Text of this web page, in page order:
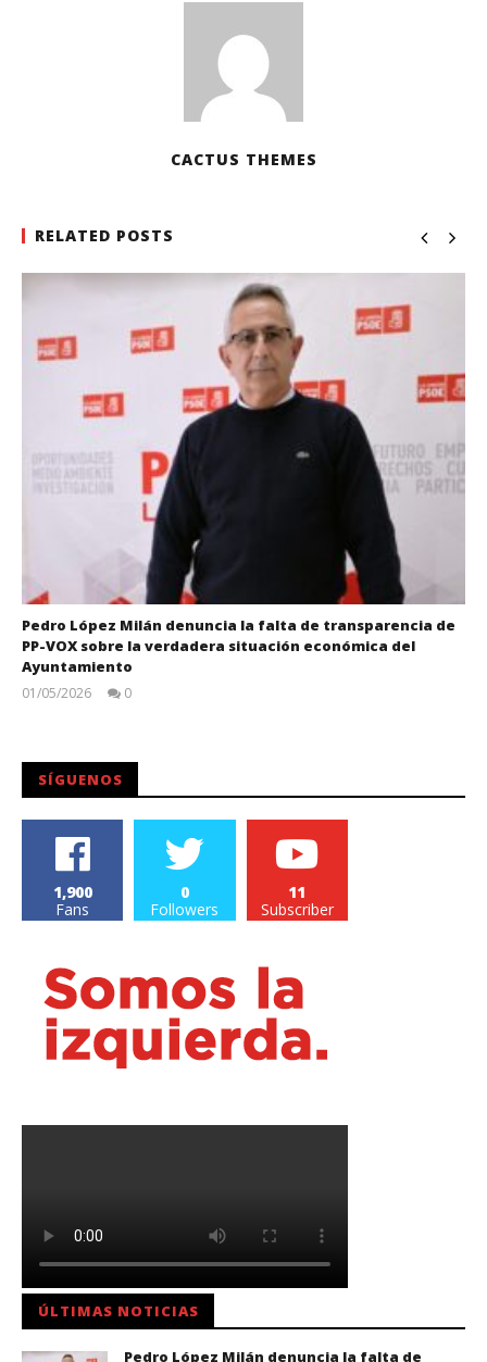
CACTUS THEMES
RELATED POSTS
Pedro López Milán denuncia la falta de transparencia de
PP-VOX sobre la verdadera situación económica del
Ayuntamiento
01/05/2026
0
SÍGUENOS
1,900
Fans
0
Followers
11
Subscriber
ÚLTIMAS NOTICIAS
Pedro López Milán denuncia la falta de